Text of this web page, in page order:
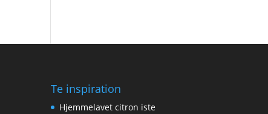
Te inspiration
Hjemmelavet citron iste